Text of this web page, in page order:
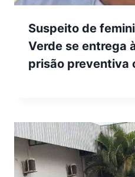
Suspeito de
Verde se entrega
prisão preventiva